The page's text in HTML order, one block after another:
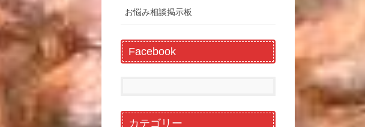
お悩み相談掲示板
Facebook
カテゴリー